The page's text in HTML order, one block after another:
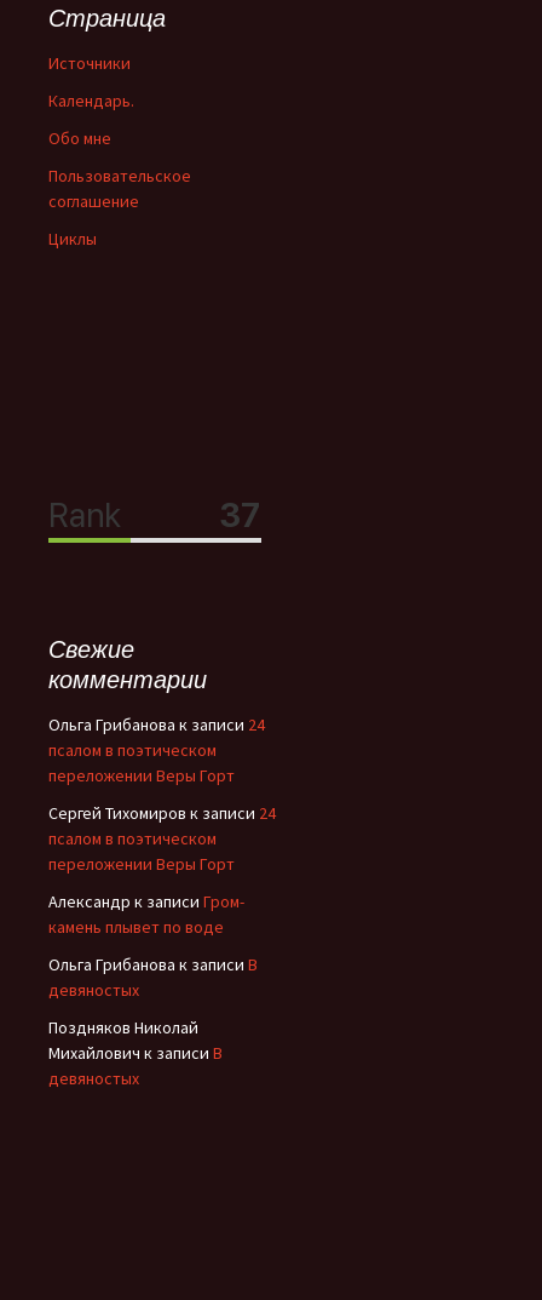
Страница
Источники
Календарь.
Обо мне
Пользовательское
соглашение
Циклы
Свежие
комментарии
Ольга Грибанова к записи 24
псалом в поэтическом
переложении Веры Горт
Сергей Тихомиров к записи 24
псалом в поэтическом
переложении Веры Горт
Александр к записи Гром-
камень плывет по воде
Ольга Грибанова к записи В
девяностых
Поздняков Николай
Михайлович к записи В
девяностых